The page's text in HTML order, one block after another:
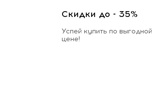
Скидки до - 35%
Успей купить по выгодной
цене!